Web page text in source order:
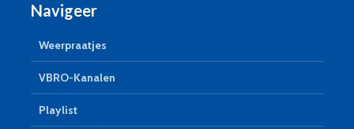
Navigeer
Weerpraatjes
VBRO-Kanalen
Playlist